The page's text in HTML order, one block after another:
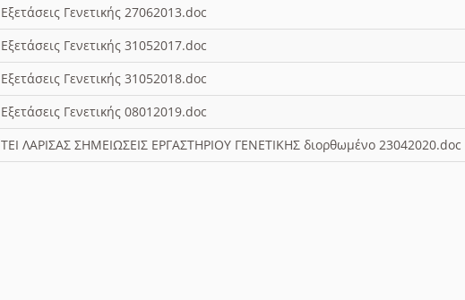
Εξετάσεις Γενετικής 27062013.doc
Εξετάσεις Γενετικής 31052017.doc
Εξετάσεις Γενετικής 31052018.doc
Εξετάσεις Γενετικής 08012019.doc
ΤΕΙ ΛΑΡΙΣΑΣ ΣΗΜΕΙΩΣΕΙΣ ΕΡΓΑΣΤΗΡΙΟΥ ΓΕΝΕΤΙΚΗΣ διορθωμένο 23042020.doc